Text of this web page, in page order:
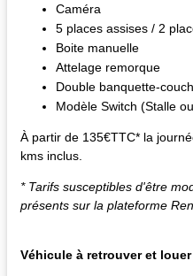
Caméra
5 places assises / 2
Boite manuelle
Attelage remorque
Double banquette-
Modèle Switch (Stalle
À partir de 135€TTC* la
kms inclus.
* Tarifs susceptibles d'être
présents sur la plateforme
Véhicule à retrouver et